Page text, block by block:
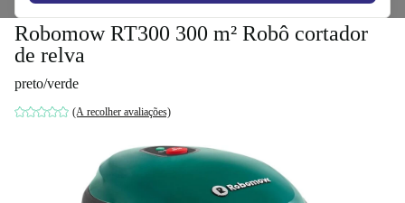
Robomow RT300 300 m² Robô cortador
de relva
preto/verde
(A recolher avaliações)